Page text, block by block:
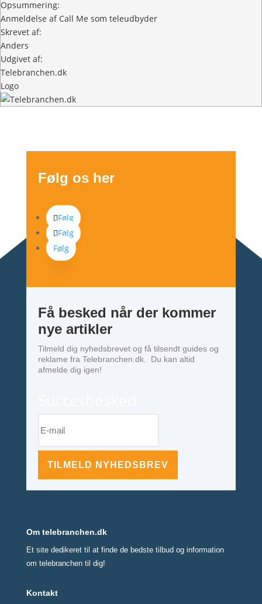
Opsummering:
Anmeldelse af Call Me som teleudbyder
Skrevet af:
Anders
Udgivet af:
Telebranchen.dk
Logo
Følg os her
Følg
Følg
Følg
Få besked når der kommer
nye artikler
Tilmeld dig nyhedsbrevet og få tilsendt guides og
reklame fra Telebranchen.dk. Du kan altid
afmelde dig igen!
TILMELD NYHEDSBREV
Om telebranchen.dk
Et site dedikeret til at finde de bedste tilbud og information
om telebranchen til dig!
Kontakt